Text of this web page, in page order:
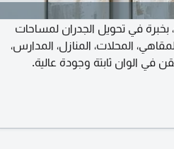
في تحويل الجدران لمساحات
المحلات، المنازل، المدارس،
في الوان ثابتة وجودة عالية.